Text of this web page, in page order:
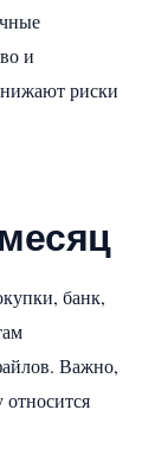
и
риски
банк,
Важно,